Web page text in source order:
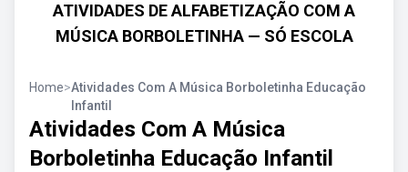
ATIVIDADES DE ALFABETIZAÇÃO COM A
MÚSICA BORBOLETINHA — SÓ ESCOLA
Home>Atividades Com A Música Borboletinha Educação
Infantil
Atividades Com A Música
Borboletinha Educação Infantil